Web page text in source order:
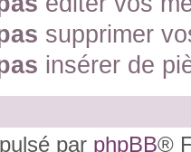
supprimer
insérer de
par phpBB®